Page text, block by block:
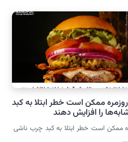
ممکن است خطر ابتلا به کبد
را افزایش دهند
ممکن است خطر ابتلا به کبد چرب ناشی